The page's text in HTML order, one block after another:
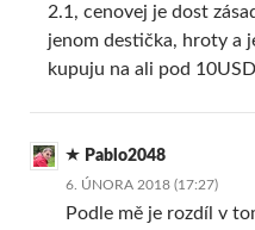
2.1, cenovej je dost
jenom destička, hroty a
kupuju na ali pod
Pablo2048
6. ÚNORA 2018 (17:27)
Podle mě je rozdíl v